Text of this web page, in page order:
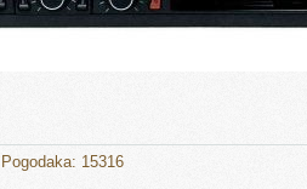
| Pogodaka: 15316